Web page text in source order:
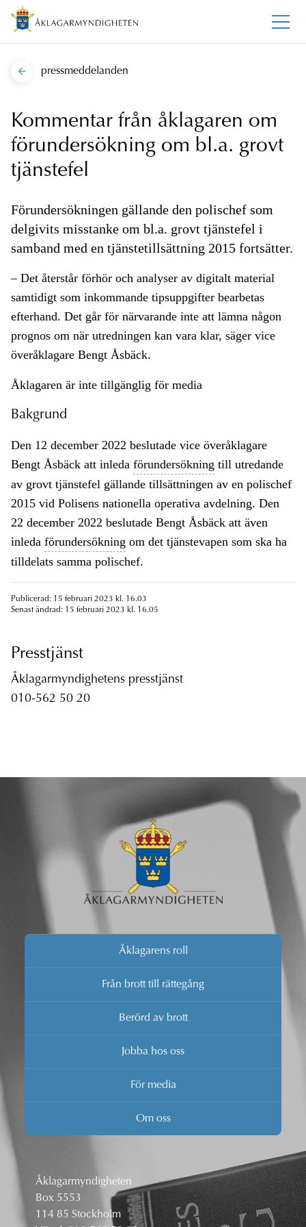
pressmeddelanden
Kommentar från åklagaren om
förundersökning om bl.a. grovt
tjänstefel
Förundersökningen gällande den polischef som
delgivits misstanke om bl.a. grovt tjänstefel i
samband med en tjänstetillsättning 2015 fortsätter.
– Det återstår förhör och analyser av digitalt material
samtidigt som inkommande tipsuppgifter bearbetas
efterhand. Det går för närvarande inte att lämna någon
prognos om när utredningen kan vara klar, säger vice
överåklagare Bengt Åsbäck.
Åklagaren är inte tillgänglig för media
Bakgrund
Den 12 december 2022 beslutade vice överåklagare
Bengt Åsbäck att inleda förundersökning till utredande
av grovt tjänstefel gällande tillsättningen av en polischef
2015 vid Polisens nationella operativa avdelning. Den
22 december 2022 beslutade Bengt Åsbäck att även
inleda förundersökning om det tjänstevapen som ska ha
tilldelats samma polischef.
Publicerad: 15 februari 2023 kl. 16.03
Senast ändrad: 15 februari 2023 kl. 16.05
Presstjänst
Åklagarmyndighetens presstjänst
010-562 50 20
Åklagarens roll
Från brott till rättegång
Berörd av brott
Jobba hos oss
För media
Om oss
Åklagarmyndigheten
Box 5553
114 85 Stockholm